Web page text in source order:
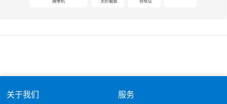
关于我们 服务